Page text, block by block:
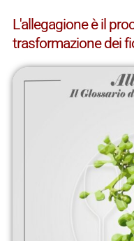
L'allegagione è il
trasformazione dei